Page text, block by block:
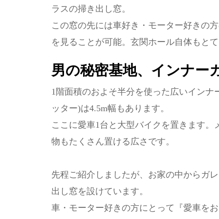
ラスの掃き出し窓。
この窓の先には車好き・モーター好きの
を見ることが可能。玄関ホール自体もと
男の秘密基地、インナー
1階面積のおよそ半分を使った広いイン
ッター)は4.5m幅もあります。
ここに愛車1台と大型バイクを置きます
物もたくさん置ける広さです。
先程ご紹介しましたが、お家の中からガ
出し窓を設けています。
車・モーター好きの方にとって『愛車を